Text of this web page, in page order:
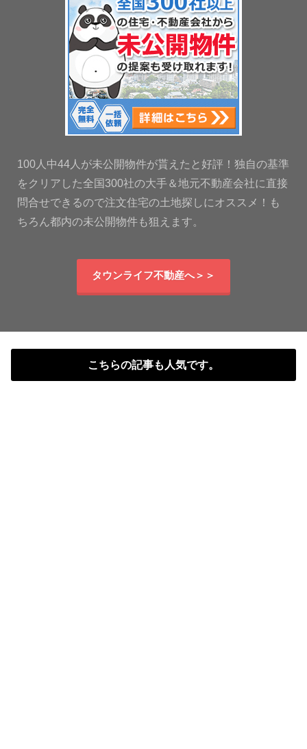
100人中44人が未公開物件が貰えたと好評！独自の基準
をクリアした全国300社の大手＆地元不動産会社に直接
問合せできるので注文住宅の土地探しにオススメ！も
ちろん都内の未公開物件も狙えます。
タウンライフ不動産へ＞＞
こちらの記事も人気です。